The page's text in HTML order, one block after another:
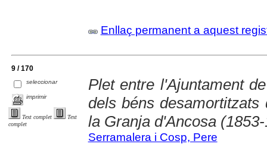
Enllaç permanent a aquest
9 / 170
seleccionar
imprimir
Text complet
Text
complet
Plet entre l'Ajuntament
dels béns
la Granja d'Ancosa
Serramalera i Cosp, Pere